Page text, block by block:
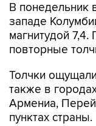
В понедельник
западе
магнитудой
повторные
Толчки
также в
Армениа,
пунктах страны.